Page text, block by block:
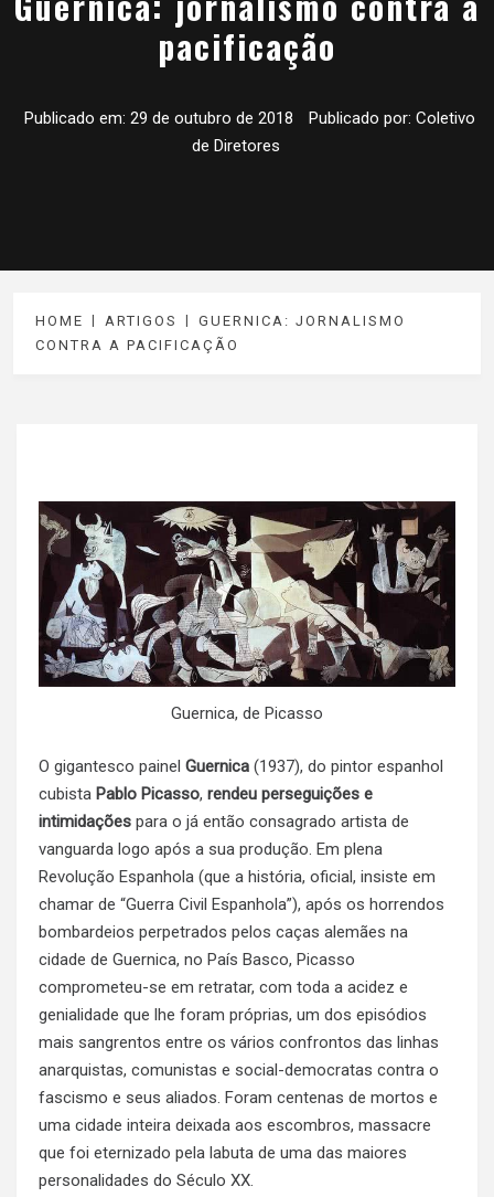
pacificação
Publicado em: 29 de outubro de 2018 Publicado por: Coletivo
de Diretores
HOME ARTIGOS
GUERNICA: JORNALISMO
CONTRA A PACIFICAÇÃO
Guernica, de Picasso
O gigantesco painel Guernica (1937), do pintor espanhol
cubista Pablo Picasso, rendeu perseguições e
intimidações para o já então consagrado artista de
vanguarda logo após a sua produção. Em plena
Revolução Espanhola (que a história, oficial, insiste em
chamar de “Guerra Civil Espanhola”), após os horrendos
bombardeios perpetrados pelos caças alemães na
cidade de Guernica, no País Basco, Picasso
comprometeu-se em retratar, com toda a acidez e
genialidade que lhe foram próprias, um dos episódios
mais sangrentos entre os vários confrontos das linhas
anarquistas, comunistas e social-democratas contra o
fascismo e seus aliados. Foram centenas de mortos e
uma cidade inteira deixada aos escombros, massacre
que foi eternizado pela labuta de uma das maiores
personalidades do Século XX.